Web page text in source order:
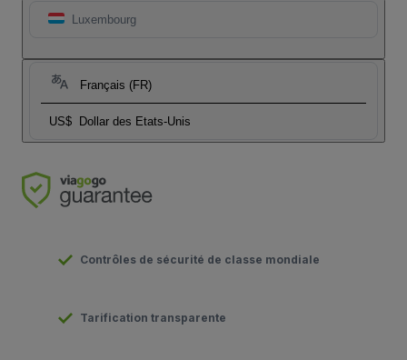
Luxembourg
Français (FR)
US$ Dollar des Etats-Unis
Contrôles de sécurité de classe mondiale
Tarification transparente